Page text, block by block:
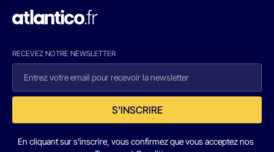
RECEVEZ NOTRE NEWSLETTER
S'INSCRIRE
En cliquant sur s'inscrire, vous confirmez que vous acceptez nos